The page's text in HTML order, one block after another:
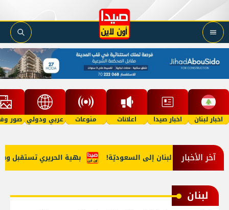
اخبار لبنان اخبار صيدا اعلانات منوعات عربي ودولي صور
آخر الأخبار بهية الحريري تستقبل وفداً مخدّرات من لبنان إلى السعوديّة!
لبنان